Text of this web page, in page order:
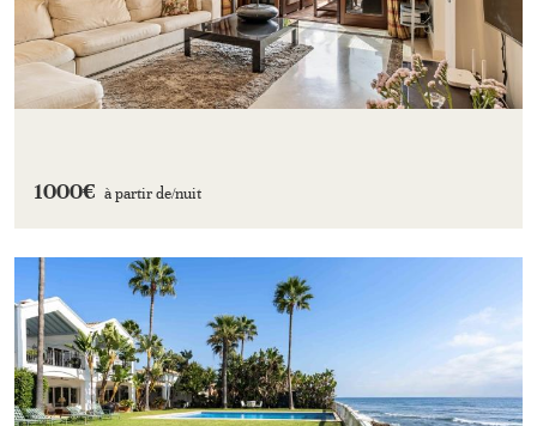
1000€ à partir de/nuit